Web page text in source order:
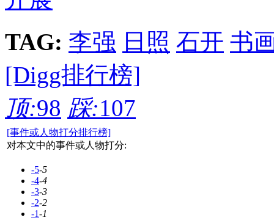
TAG: 李强 日照 石开 书
[Digg排行榜]
顶:98 踩:107
[事件或人物打分排行榜]
对本文中的事件或人物打分:
-5-5
-4-4
-3-3
-2-2
-1-1